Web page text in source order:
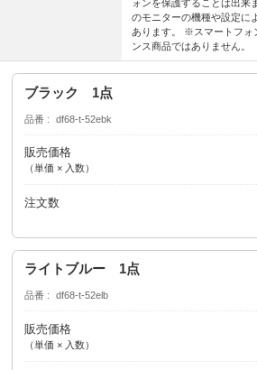
ォンを保護することは出
のモニターの機種や設定に
あります。 ※スマートフ
ンス商品ではありません。
ブラック 1点
品番 df68-t-52ebk
販売価格
（単価 × 入数）
注文数
ライトブルー 1点
品番 df68-t-52elb
販売価格
（単価 × 入数）